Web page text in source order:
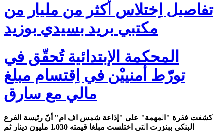
تفاصيل اِختلاس أكثر من مليار من
مكتبي بريد بسيدي بوزيد
المحكمة الإبتدائية تُحقّق في
تورّط أمنييْن في اِقتسام مبلغ
مالي مع سارق
كشفت فقرة "المهمة" على "إذاعة شمس اف ام" أنّ رئيسة الفرع
البنكي ببنزرت التي اختلست مبلغا قيمته 1.030 مليون دينار ثم